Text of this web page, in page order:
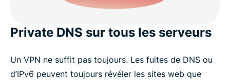
Private DNS sur tous les serveurs
Un VPN ne suffit pas toujours. Les fuites de DNS ou
d’IPv6 peuvent toujours révéler les sites web que